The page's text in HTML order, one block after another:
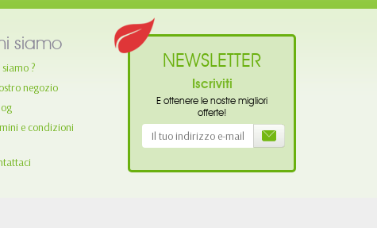
siamo
siamo ?
negozio
e condizioni
NEWSLETTER
Iscriviti
E ottenere le nostre migliori
offerte!